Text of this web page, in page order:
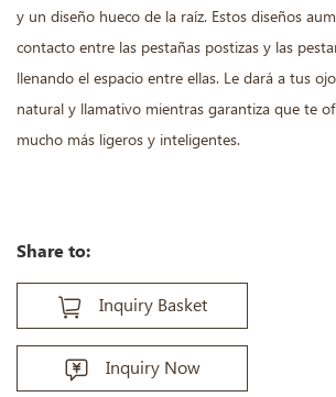
y un diseño hueco de la raíz. Estos diseños
contacto entre las pestañas postizas y las
llenando el espacio entre ellas. Le dará a tus
natural y llamativo mientras garantiza que te
mucho más ligeros y inteligentes.
Share to:
Inquiry Basket
Inquiry Now